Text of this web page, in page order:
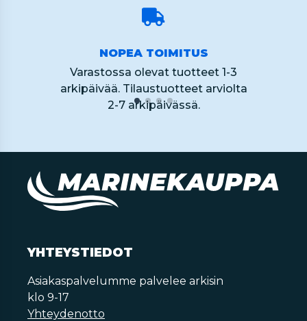
NOPEA TOIMITUS
Varastossa olevat tuotteet 1-3
arkipäivää. Tilaustuotteet arviolta
2-7 arkipäivässä.
YHTEYSTIEDOT
Asiakaspalvelumme palvelee arkisin
klo 9-17
Yhteydenotto